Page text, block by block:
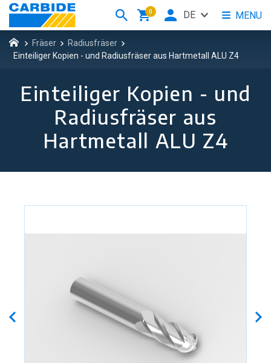
Fräser
Radiusfräser
Einteiliger Kopien - und Radiusfräser aus Hartmetall ALU Z4
Einteiliger Kopien - und
Radiusfräser aus
Hartmetall ALU Z4
0 MENU
DE